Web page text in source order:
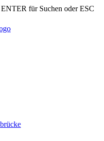
für Suchen oder ESC